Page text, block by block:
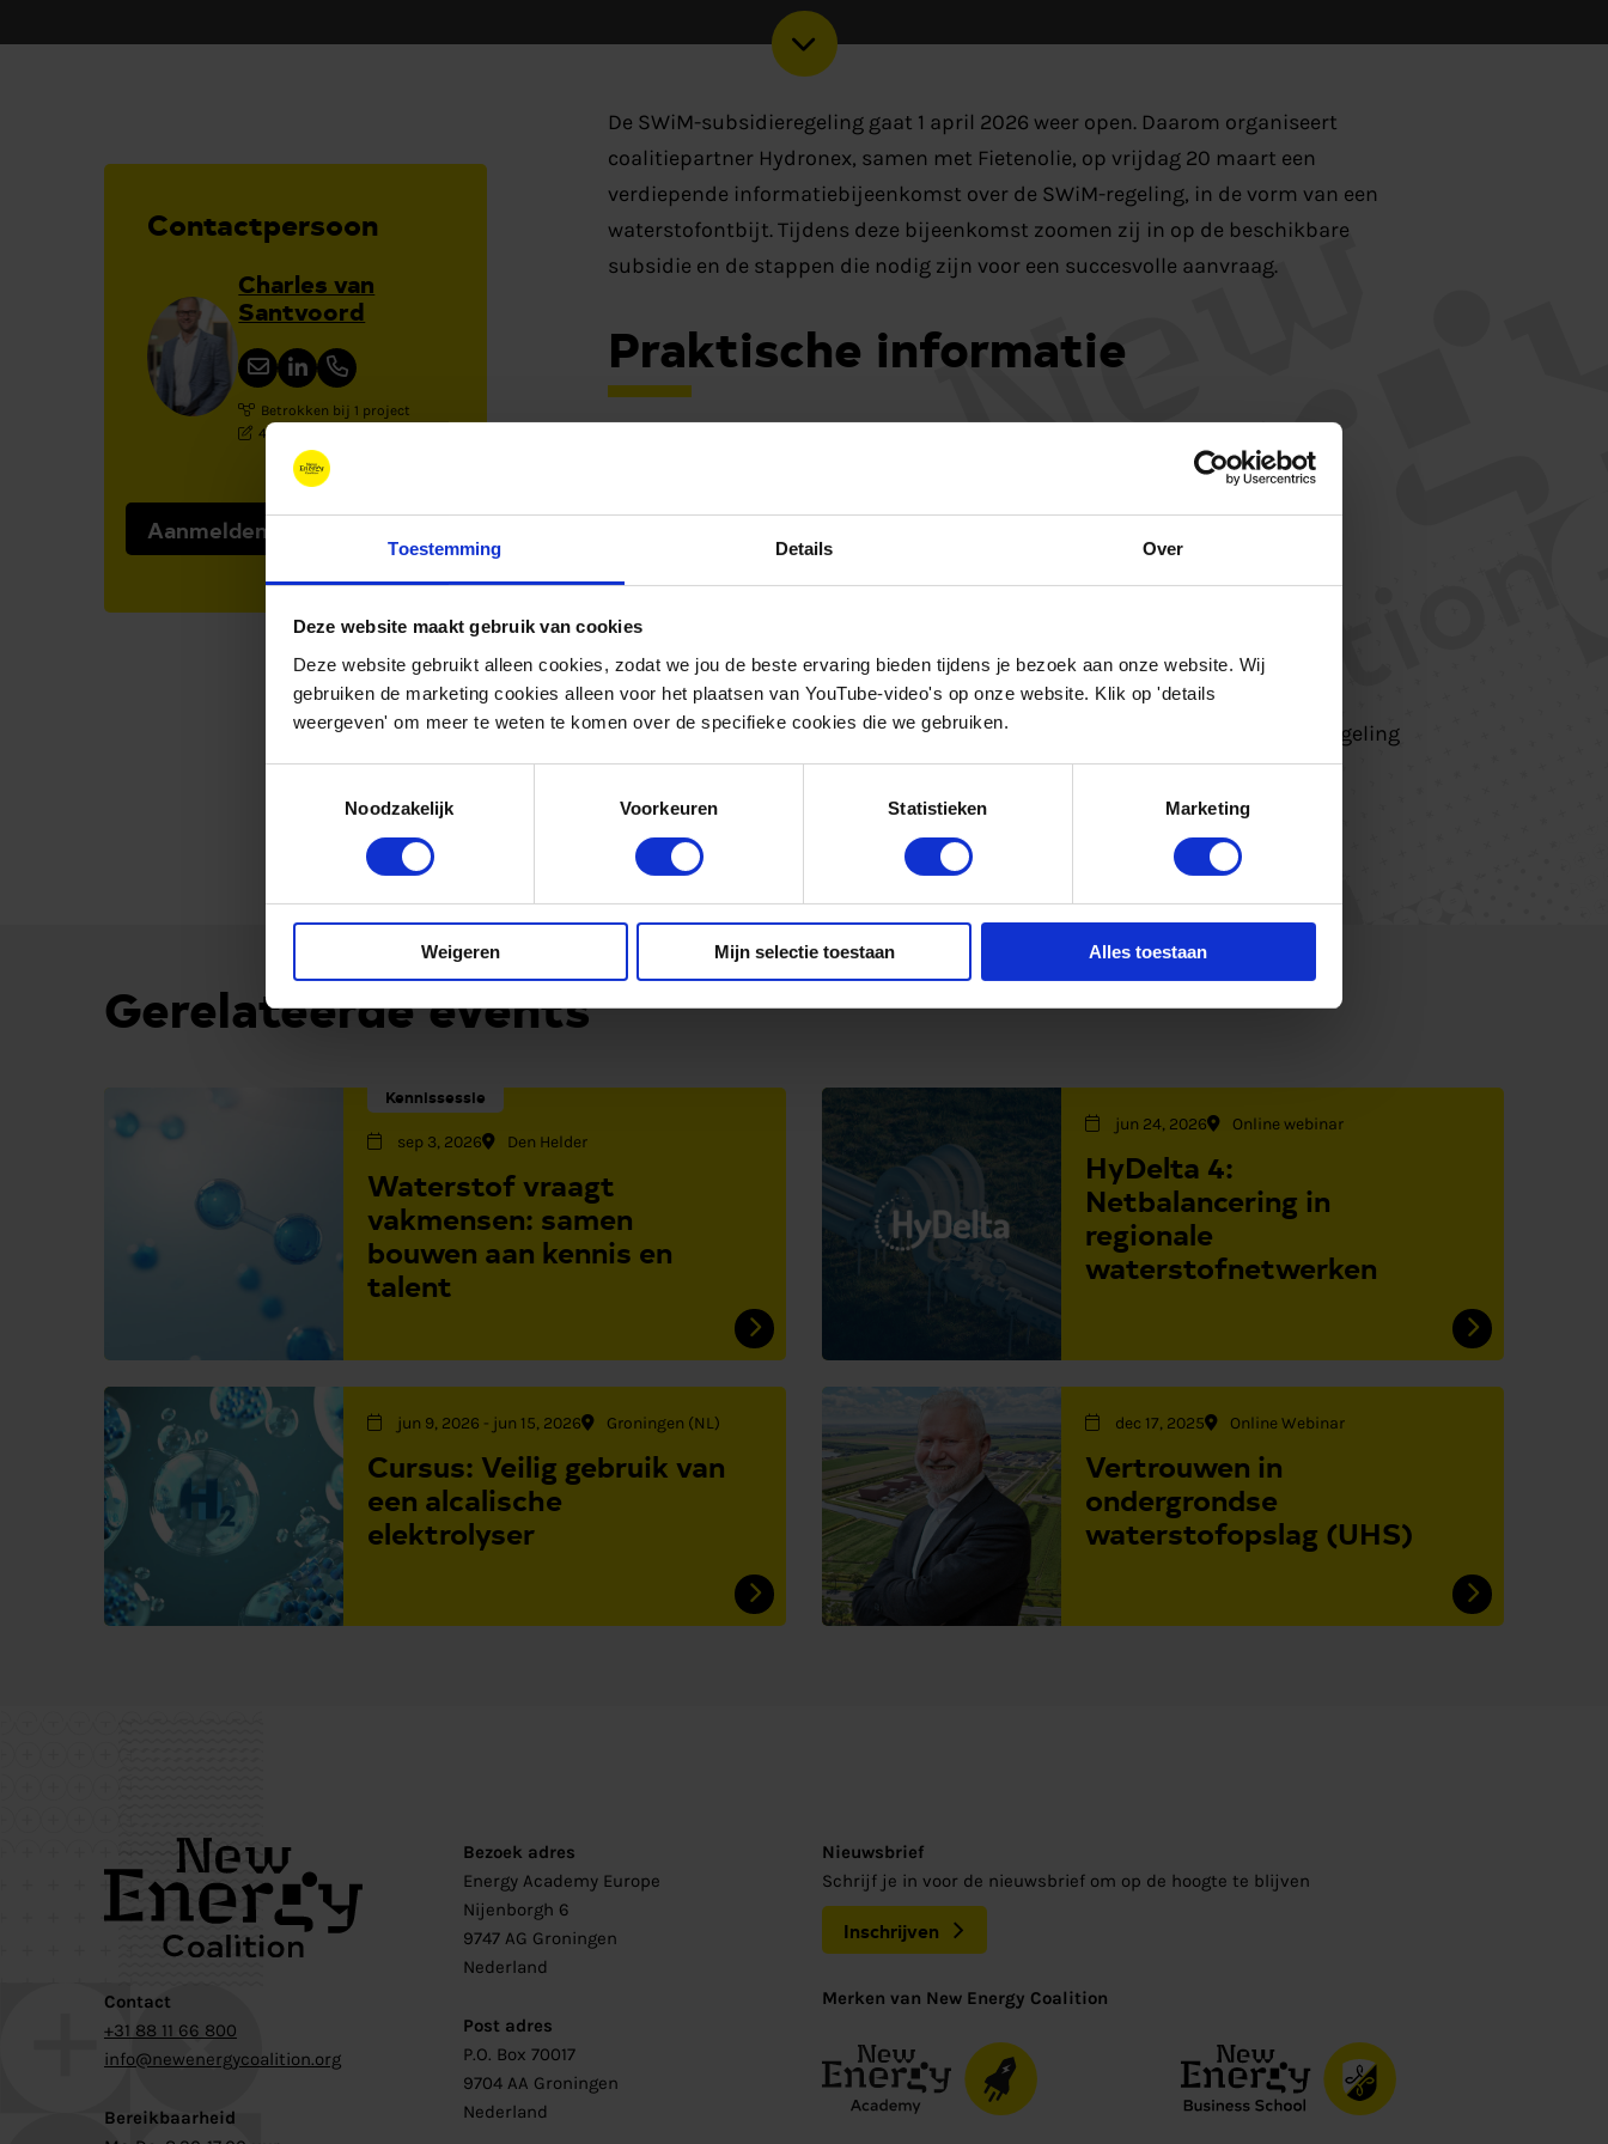
Toestemming Details Over
Deze website maakt gebruik van cookies
Deze website gebruikt alleen cookies, zodat we jou de beste ervaring bieden tijdens je bezoek aan onze website. Wij
gebruiken de marketing cookies alleen voor het plaatsen van YouTube-video's op onze website. Klik op 'details
weergeven' om meer te weten te komen over de specifieke cookies die we gebruiken.
Noodzakelijk
Voorkeuren Statistieken Marketing
Weigeren Mijn selectie toestaan Alles toestaan
Contactpersoon
Charles van
Santvoord
Betrokken bij 1 project
4 artikelen gepubliceerd
Aanmelden
De SWiM-subsidieregeling gaat 1 april 2026 weer open. Daarom organiseert
coalitiepartner Hydronex, samen met Fietenolie, op vrijdag 20 maart een
verdiepende informatiebijeenkomst over de SWiM-regeling, in de vorm van een
waterstofontbijt. Tijdens deze bijeenkomst zoomen zij in op de beschikbare
subsidie en de stappen die nodig zijn voor een succesvolle aanvraag.
Praktische informatie
Taal:Nederlands
Voor wie is dit evenement?
Deze informatiebijeenkomst is bedoeld voor iedereen die interesse heeft in
waterstofvoertuigen en lokaal tanken. Ga direct aan de slag met de SWiMregeling
en maak optimaal gebruik van de beschikbare subsidie!
Gerelateerde events
Kennissessie
sep 3, 2026 Den Helder
Waterstof vraagt
vakmensen: samen
bouwen aan kennis en
talent
jun 24, 2026 Online webinar
HyDelta 4:
Netbalancering in
regionale
waterstofnetwerken
jun 9, 2026 - jun 15, 2026 Groningen (NL)
Cursus: Veilig gebruik van
een alcalische
elektrolyser
dec 17, 2025 Online Webinar
Vertrouwen in
ondergrondse
waterstofopslag (UHS)
Contact
+31 88 11 66 800
info@newenergycoalition.org
Bereikbaarheid
Bezoek adres
Energy Academy Europe
Nijenborgh 6
9747 AG Groningen
Nederland
Post adres
P.O. Box 70017
9704 AA Groningen
Nederland
Nieuwsbrief
Schrijf je in voor de nieuwsbrief om op de hoogte te blijven
Inschrijven
Merken van New Energy Coalition